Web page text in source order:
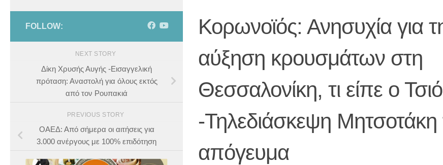
Κορωνοϊός: Ανησυχία για
αύξηση κρουσμάτων στη
Θεσσαλονίκη, τι είπε ο
-Τηλεδιάσκεψη Μητσοτάκη
απόγευμα
FOLLOW:
NEXT STORY
Δίκη Χρυσής Αυγής -Εισαγγελική
πρόταση: Αναστολή για όλους εκτός
από τον Ρουπακιά
PREVIOUS STORY
ΟΑΕΔ: Από σήμερα οι αιτήσεις για
3.000 ανέργους με 100% επιδότηση